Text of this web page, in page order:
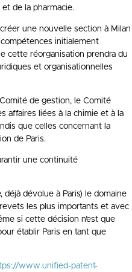
de la pharmacie.
une nouvelle section à Milan
initialement
cette réorganisation prendra du
et organisationnelles
de gestion, le Comité
affaires liées à la chimie et à la
que celles concernant la
de Paris.
une continuité
déjà dévolue à Paris) le domaine
les plus importants et avec
si cette décision n’est que
établir Paris en tant que
www.unified-patent-